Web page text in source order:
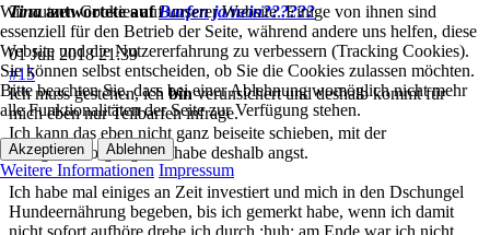
Tinaantwortete aufBarfen ja/nein??????
01 Juli 2018 21:39
#15
Ich muss gestehen, ich binverunsichert und deshalb kommt für
mich eben nur Teilbarfen infrage.
Ich kann das eben nicht ganz beiseite schieben, mit der
Mangelversorgung und habe deshalb angst.
Ich habe mal einiges an Zeit investiert und mich in den Dschungel
Hundeernährung begeben, bis ich gemerkt habe, wenn ich damit
Wir nutzen Cookies auf unserer Website. Einige von ihnen sind
essenziell für den Betrieb der Seite, während andere uns helfen, diese
Website und die Nutzererfahrung zu verbessern (Tracking Cookies).
Sie können selbst entscheiden, ob Sie die Cookies zulassen möchten.
Bitte beachten Sie, dass bei einer Ablehnung womöglich nicht mehr
alle Funktionalitäten der Seite zur Verfügung stehen.
Akzeptieren Ablehnen
Weitere Informationen Impressum